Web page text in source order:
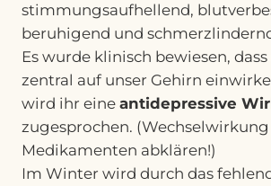
stimmungsaufhellend,
beruhigend und
Es wurde klinisch bewiesen,
zentral auf unser Gehirn
wird ihr eine antidepressive
zugesprochen.
Medikamenten abklären!)
Im Winter wird durch das